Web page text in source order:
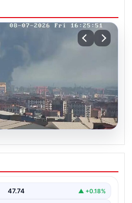
çıkan
47.74 ▲ +0.18%